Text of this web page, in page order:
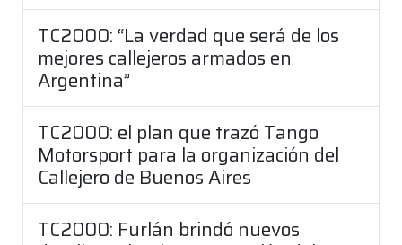
TC2000: “La verdad que será de los
mejores callejeros armados en
Argentina”
TC2000: el plan que trazó Tango
Motorsport para la organización del
Callejero de Buenos Aires
TC2000: Furlán brindó nuevos